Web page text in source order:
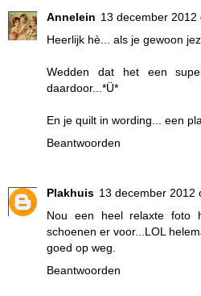
Annelein 13 december 2012
Heerlijk hè... als je gewoon
Wedden dat het een
daardoor...*Ü*
En je quilt in wording... een
Beantwoorden
Plakhuis 13 december 2012
Nou een heel relaxte foto
schoenen er voor...LOL
goed op weg.
Beantwoorden